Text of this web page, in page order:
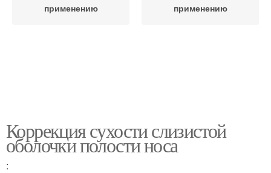
применению
применению
Коррекция сухости слизистой
оболочки полости носа
: